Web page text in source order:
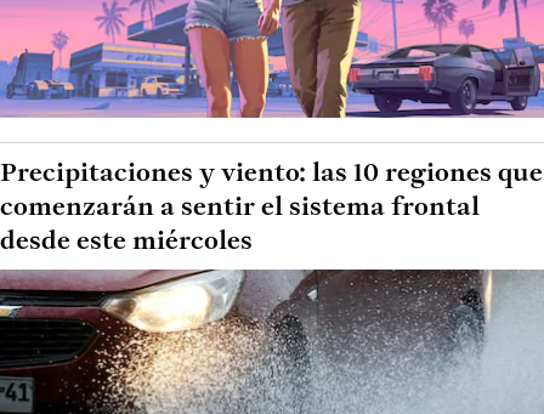
Precipitaciones y viento: las 10 regiones que
comenzarán a sentir el sistema frontal
desde este miércoles